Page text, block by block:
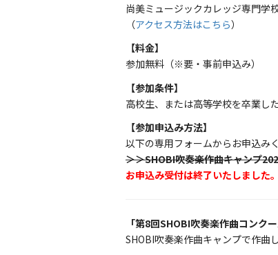
尚美ミュージックカレッジ専門学
（アクセス方法はこちら）
【料金】
参加無料（※要・事前申込み）
【参加条件】
高校生、または高等学校を卒業し
【参加申込み方法】
以下の専用フォームからお申込み
＞＞SHOBI吹奏楽作曲キャンプ
お申込み受付は終了いたしました
「第8回SHOBI吹奏楽作曲コンクー
SHOBI吹奏楽作曲キャンプで作曲